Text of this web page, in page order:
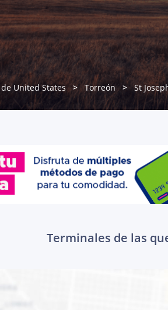
United States Torreón St
Terminales de las